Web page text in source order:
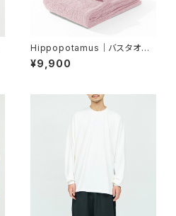
Hippopotamus｜バスタオル
＜限定カラー＞
¥9,900